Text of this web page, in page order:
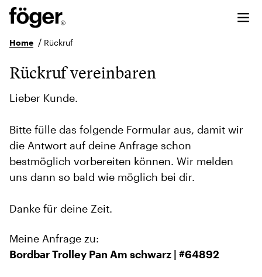
Home / Rückruf
Rückruf vereinbaren
Lieber Kunde.
Bitte fülle das folgende Formular aus, damit wir
die Antwort auf deine Anfrage schon
bestmöglich vorbereiten können. Wir melden
uns dann so bald wie möglich bei dir.
Danke für deine Zeit.
Meine Anfrage zu:
Bordbar Trolley Pan Am schwarz | #64892